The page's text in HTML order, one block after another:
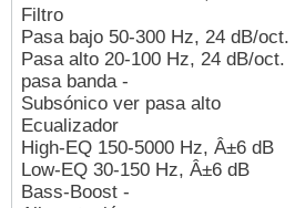
Filtro
Pasa bajo 50-300 Hz, 24 dB/oct.
Pasa alto 20-100 Hz, 24 dB/oct.
pasa banda -
Subsónico ver pasa alto
Ecualizador
High-EQ 150-5000 Hz, Â±6 dB
Low-EQ 30-150 Hz, Â±6 dB
Bass-Boost -